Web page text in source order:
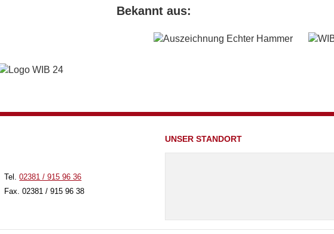
Bekannt aus:
Tel.02381 / 915 96 36
Fax. 02381 / 915 96 38
UNSER STANDORT